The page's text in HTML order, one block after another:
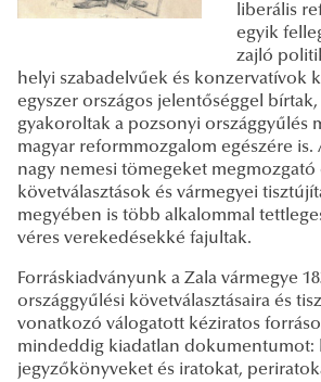
liberális
egyik
zajló
helyi szabadelvűek és konzervatívok
egyszer országos jelentőséggel bírtak,
gyakoroltak a pozsonyi országgyűlés
magyar reformmozgalom egészére is.
nagy nemesi tömegeket megmozgató
követválasztások és vármegyei
megyében is több alkalommal
véres verekedésekké fajultak.
Forráskiadványunk a Zala vármegye
országgyűlési követválasztásaira és
vonatkozó válogatott kéziratos
mindeddig kiadatlan dokumentumot:
jegyzőkönyveket és iratokat,